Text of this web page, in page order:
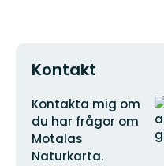
Kontakt
Adress
Kontakta mig om
du har frågor om
Motalas
Naturkarta.